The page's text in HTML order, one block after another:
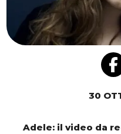
30
Adele: il video da